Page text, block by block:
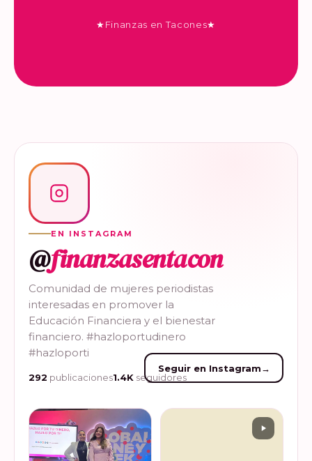
★Finanzas en Tacones★
EN INSTAGRAM
@finanzasentacon
Comunidad de mujeres periodistas
interesadas en promover la
Educación Financiera y el bienestar
financiero. #hazloportudinero
#hazloporti
292 publicaciones1.4K seguidores
Seguir en Instagram→